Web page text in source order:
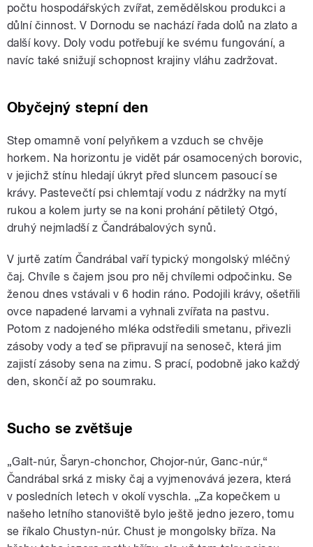
počtu hospodářských zvířat, zemědělskou produkci a
důlní činnost. V Dornodu se nachází řada dolů na zlato a
další kovy. Doly vodu potřebují ke svému fungování, a
navíc také snižují schopnost krajiny vláhu zadržovat.
Obyčejný stepní den
Step omamně voní pelyňkem a vzduch se chvěje
horkem. Na horizontu je vidět pár osamocených borovic,
v jejichž stínu hledají úkryt před sluncem pasoucí se
krávy. Pastevečtí psi chlemtají vodu z nádržky na mytí
rukou a kolem jurty se na koni prohání pětiletý Otgó,
druhý nejmladší z Čandrábalových synů.
V jurtě zatím Čandrábal vaří typický mongolský mléčný
čaj. Chvíle s čajem jsou pro něj chvílemi odpočinku. Se
ženou dnes vstávali v 6 hodin ráno. Podojili krávy, ošetřili
ovce napadené larvami a vyhnali zvířata na pastvu.
Potom z nadojeného mléka odstředili smetanu, přivezli
zásoby vody a teď se připravují na senoseč, která jim
zajistí zásoby sena na zimu. S prací, podobně jako každý
den, skončí až po soumraku.
Sucho se zvětšuje
„Galt-núr, Šaryn-chonchor, Chojor-núr, Ganc-núr,“
Čandrábal srká z misky čaj a vyjmenovává jezera, která
v posledních letech v okolí vyschla. „Za kopečkem u
našeho letního stanoviště bylo ještě jedno jezero, tomu
se říkalo Chustyn-núr. Chust je mongolsky bříza. Na